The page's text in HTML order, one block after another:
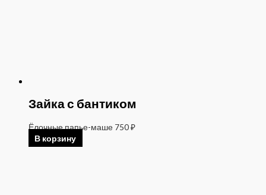
Зайка с бантиком
Ёлочные папье-маше 750₽
В корзину